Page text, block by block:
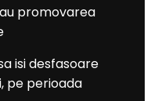
promovarea
isi desfasoare
pe perioada